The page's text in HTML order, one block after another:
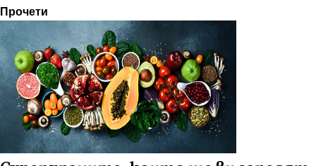
Прочети